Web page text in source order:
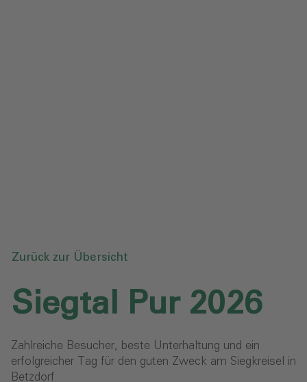
Zurück zur Übersicht
Siegtal Pur 2026
Zahlreiche Besucher, beste Unterhaltung und ein
erfolgreicher Tag für den guten Zweck am Siegkreisel in
Betzdorf